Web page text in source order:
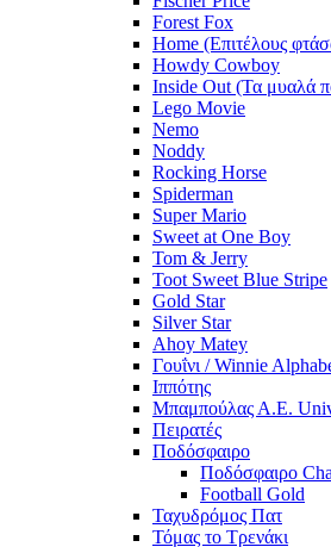
Forest Fox
Home (Επιτέλους
Howdy Cowboy
Inside Out (Τα μυαλά
Lego Movie
Nemo
Noddy
Rocking Horse
Spiderman
Super Mario
Sweet at One Boy
Tom & Jerry
Toot Sweet Blue Stripe
Gold Star
Silver Star
Ahoy Matey
Γουΐνι / Winnie
Ιππότης
Μπαμπούλας Α.Ε.
Πειρατές
Ποδόσφαιρο
Ποδόσφαιρο
Football Gold
Ταχυδρόμος Πατ
Τόμας το Τρενάκι